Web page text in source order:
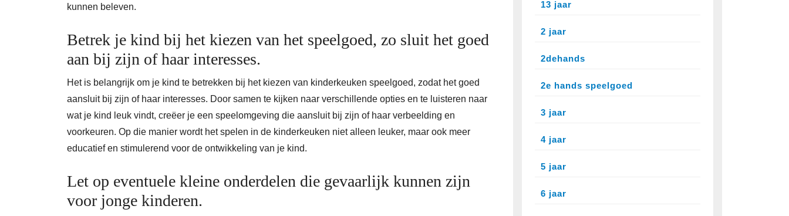
kunnen beleven.
Betrek je kind bij het kiezen van het speelgoed, zo sluit het goed
aan bij zijn of haar interesses.
Het is belangrijk om je kind te betrekken bij het kiezen van kinderkeuken speelgoed, zodat het goed
aansluit bij zijn of haar interesses. Door samen te kijken naar verschillende opties en te luisteren naar
wat je kind leuk vindt, creëer je een speelomgeving die aansluit bij zijn of haar verbeelding en
voorkeuren. Op die manier wordt het spelen in de kinderkeuken niet alleen leuker, maar ook meer
educatief en stimulerend voor de ontwikkeling van je kind.
Let op eventuele kleine onderdelen die gevaarlijk kunnen zijn
voor jonge kinderen.
13 jaar
2 jaar
2dehands
2e hands speelgoed
3 jaar
4 jaar
5 jaar
6 jaar